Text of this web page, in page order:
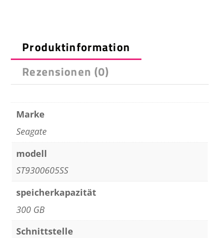
Produktinformation
Rezensionen (0)
Marke
Seagate
modell
ST9300605SS
speicherkapazität
300 GB
Schnittstelle